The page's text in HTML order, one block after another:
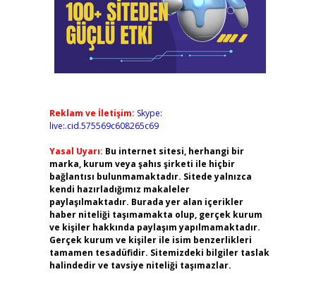
Reklam ve İletişim: Skype:
live:.cid.575569c608265c69
Yasal Uyarı: Bu internet sitesi, herhangi bir
marka, kurum veya şahıs şirketi ile hiçbir
bağlantısı bulunmamaktadır. Sitede yalnızca
kendi hazırladığımız makaleler
paylaşılmaktadır. Burada yer alan içerikler
haber niteliği taşımamakta olup, gerçek kurum
ve kişiler hakkında paylaşım yapılmamaktadır.
Gerçek kurum ve kişiler ile isim benzerlikleri
tamamen tesadüfidir. Sitemizdeki bilgiler taslak
halindedir ve tavsiye niteliği taşımazlar.